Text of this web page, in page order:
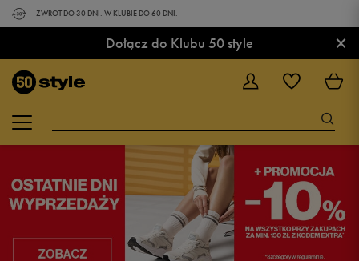
ZWROT DO 30 DNI. W KLUBIE DO 60 DNI.
Dołącz do Klubu 50 style ×